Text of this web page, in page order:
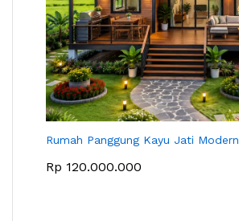
Rumah Panggung Kayu Jati Modern
Rp 120.000.000